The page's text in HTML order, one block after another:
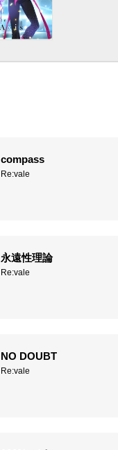
compass
Re:vale
永遠性理論
Re:vale
NO DOUBT
Re:vale